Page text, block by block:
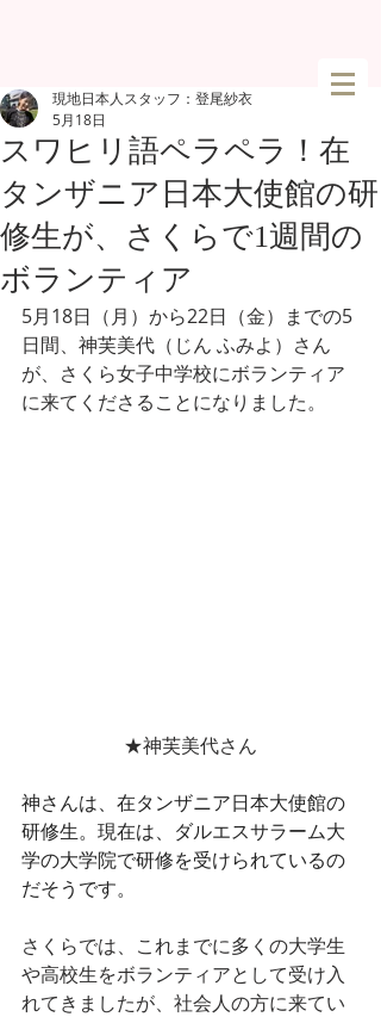
スワヒリ語ペラペラ！在
タンザニア日本大使館の研
修生が、さくらで1週間の
ボランティア
現地日本人スタッフ：登尾紗衣
5月18日
5月18日（月）から22日（金）までの5
日間、神芙美代（じん ふみよ）さん
が、さくら女子中学校にボランティア
に来てくださることになりました。
★神芙美代さん
神さんは、在タンザニア日本大使館の
研修生。現在は、ダルエスサラーム大
学の大学院で研修を受けられているの
だそうです。
さくらでは、これまでに多くの大学生
や高校生をボランティアとして受け入
れてきましたが、社会人の方に来てい